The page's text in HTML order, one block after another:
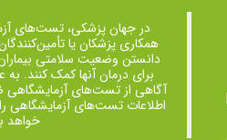
در جهان پزشکی، تست‌های
همکاری پزشکان یا
دانستن وضعیت سلامتی
برای درمان ‌آنها کمک کنند.
آگاهی از تست‌های
اطلاعات تست‌های آزمایشگاهی
خواهد